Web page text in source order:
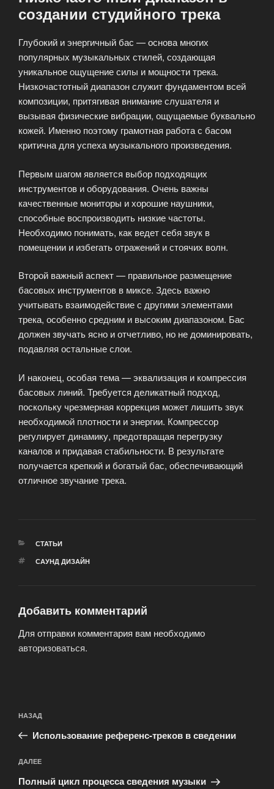
создании студийного трека
Глубокий и энергичный бас — основа многих
популярных музыкальных стилей, создающая
уникальное ощущение силы и мощности трека.
Низкочастотный диапазон служит фундаментом всей
композиции, притягивая внимание слушателя и
вызывая физические вибрации, ощущаемые буквально
кожей. Именно поэтому грамотная работа с басом
критична для успеха музыкального произведения.
Первым шагом является выбор подходящих
инструментов и оборудования. Очень важны
качественные мониторы и хорошие наушники,
способные воспроизводить низкие частоты.
Необходимо понимать, как ведет себя звук в
помещении и избегать отражений и стоячих волн.
Второй важный аспект — правильное размещение
басовых инструментов в миксе. Здесь важно
учитывать взаимодействие с другими элементами
трека, особенно средним и высоким диапазоном. Бас
должен звучать ясно и отчетливо, но не доминировать,
подавляя остальные слои.
И наконец, особая тема — эквализация и компрессия
басовых линий. Требуется деликатный подход,
поскольку чрезмерная коррекция может лишить звук
необходимой плотности и энергии. Компрессор
регулирует динамику, предотвращая перегрузку
каналов и придавая стабильности. В результате
получается крепкий и богатый бас, обеспечивающий
отличное звучание трека.
РУБРИКИ
СТАТЬИ
МЕТКИ
САУНД ДИЗАЙН
Добавить комментарий
Для отправки комментария вам необходимо
авторизоваться.
по
записям
Предыдущая
запись:
НАЗАД
Использование референс-треков в сведении
Следующая
запись
ДАЛЕЕ
Полный цикл процесса сведения музыки